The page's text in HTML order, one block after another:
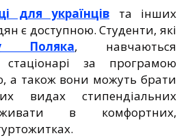
для українців та інших
є доступною. Студенти, які
Поляка, навчаються
за програмою
а також вони можуть брати
видах стипендіальних
в комфортних,